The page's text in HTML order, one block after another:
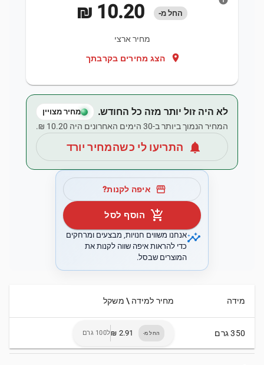
החל מ-
מחיר ארצי
location_on הצג מחירים בקרבתך
לא היה זול יותר מזה כל החודש. מחיר מצויין
המחיר הנמוך ביותר ב-30 הימים האחרונים היה ‏10.20 ‏₪.
notifications התריעו לי כשהמחיר יורד
storefront איפה לקנות?
add_shopping_cart הוסף לסל
insightsאנחנו משווים חנויות, מבצעים ומרחקים
כדי להראות איפה שווה לקנות את
המוצרים שבסל.
מידה מחיר למידה \ משקל
350 גרם החל מ- ל100 גרם